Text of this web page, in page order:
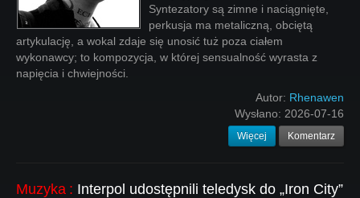
Syntezatory są zimne i naciągnięte,
perkusja ma metaliczną, obciętą
artykulację, a wokal zdaje się unosić tuż poza ciałem
wykonawcy; to kompozycja, w której sensualność wyrasta z
napięcia i chwiejności.
Autor: Rhenawen
Wysłano: 2026-07-16
Więcej Komentarz
Muzyka : Interpol udostępnili teledysk do „Iron City”